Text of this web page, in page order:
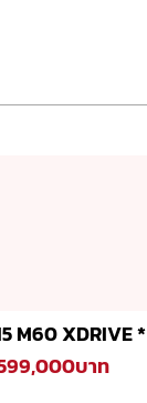
M60 XDRIVE *
บาท